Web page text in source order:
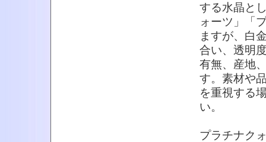
する水晶と
ォーツ」「
ますが、白
合い、透明
有無、産地
す。素材や
を重視する
い。
プラチナク